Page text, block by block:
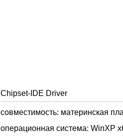
Chipset-IDE Driver
совместимость: материнская
операционная система: WinXP